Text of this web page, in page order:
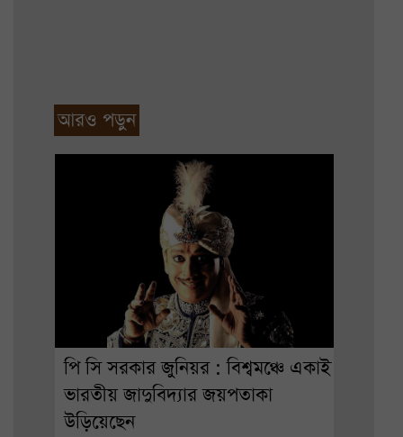
আরও পড়ুন
পি সি সরকার জুনিয়র : বিশ্বমঞ্চে একাই
ভারতীয় জাদুবিদ্যার জয়পতাকা
উড়িয়েছেন